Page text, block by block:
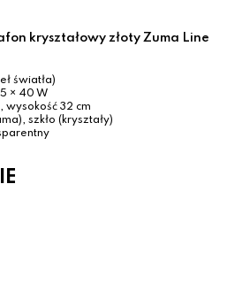
kryształowy złoty Zuma Line
światła)
× 40 W
wysokość 32 cm
szkło (kryształy)